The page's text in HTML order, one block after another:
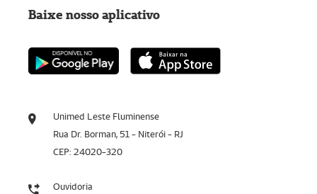
Unimed Leste Fluminense
Rua Dr. Borman, 51 - Niterói - RJ
CEP: 24020-320
Ouvidoria
Baixe nosso aplicativo